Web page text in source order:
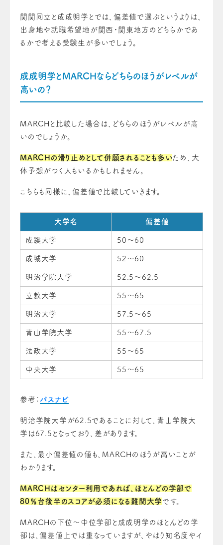
関関同立と成成明学とでは、偏差値で選ぶというよりは、
出身地や就職希望地が関西・関東地方のどちらかであ
るかで考える受験生が多いでしょう。
成成明学とMARCHならどちらのほうがレベルが
高いの？
MARCHと比較した場合は、どちらのほうがレベルが高
いのでしょうか。
MARCHの滑り止めとして併願されることも多いため、大
体予想がつく人もいるかもしれません。
こちらも同様に、偏差値で比較していきます。
大学名 偏差値
成蹊大学 50～60
成城大学 52～60
明治学院大学 52.5～62.5
立教大学 55～65
明治大学 57.5～65
青山学院大学 55～67.5
法政大学 55～65
中央大学 55～65
参考： パスナビ
明治学院大学が62.5であることに対して、青山学院大
学は67.5となっており、差があります。
また、最小偏差値の値も、MARCHのほうが高いことが
わかります。
MARCHはセンター利用であれば、ほとんどの学部で
80％台後半のスコアが必須になる難関大学 です。
MARCHの下位～中位学部と成成明学のほとんどの学
部は、偏差値上では重なっていますが、やはり知名度やイ